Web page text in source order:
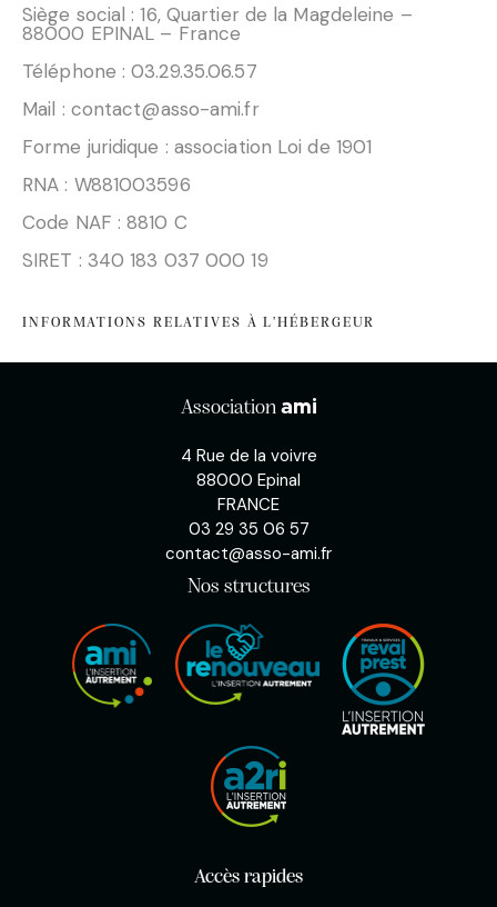
Siège social : 16, Quartier de la Magdeleine –
88000 EPINAL – France
Téléphone : 03.29.35.06.57
Mail : contact@asso-ami.fr
Forme juridique : association Loi de 1901
RNA : W881003596
Code NAF : 8810 C
SIRET : 340 183 037 000 19
INFORMATIONS RELATIVES À L’HÉBERGEUR
Association ami
4 Rue de la voivre
88000 Epinal
FRANCE
03 29 35 06 57
contact@asso-ami.fr
Nos structures
Accès rapides